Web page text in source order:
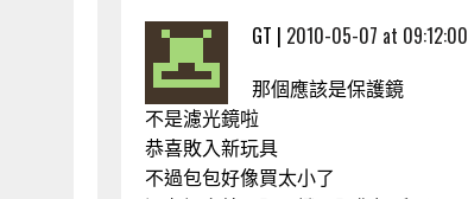
GT | 2010-05-07 at 09:12:00
那個應該是保護鏡
不是濾光鏡啦
恭喜敗入新玩具
不過包包好像買太小了